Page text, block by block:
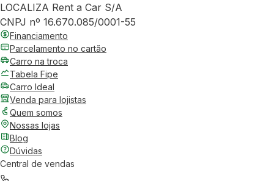
LOCALIZA Rent a Car S/A
CNPJ nº 16.670.085/0001-55
Financiamento
Parcelamento no cartão
Carro na troca
Tabela Fipe
Carro Ideal
Venda para lojistas
Quem somos
Nossas lojas
Blog
Dúvidas
Central de vendas